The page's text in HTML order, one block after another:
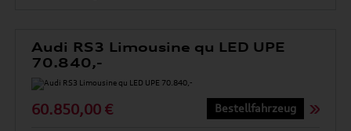
Audi RS3 Limousine qu LED UPE
70.840,-
60.850,00 € Bestellfahrzeug